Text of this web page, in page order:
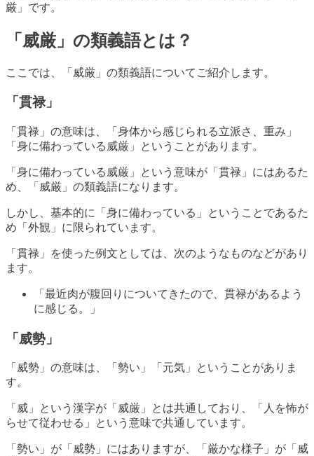
厳」です。
「威厳」の類義語とは？
ここでは、「威厳」の類義語についてご紹介します。
「貫禄」
「貫禄」の意味は、「身体から感じられる立派さ、重み」
「身に備わっている威厳」ということがあります。
「身に備わっている威厳」という意味が「貫禄」にはあるた
め、「威厳」の類義語になります。
しかし、基本的に「身に備わっている」ということであるた
め「外観」に限られています。
「貫禄」を使った例文としては、次のようなものなどがあり
ます。
「最近肉が腹回りについてきたので、貫禄があるよう
に感じる。」
「威勢」
「威勢」の意味は、「勢い」「元気」ということがありま
す。
「威」という漢字が「威厳」とは共通しており、「人を怖が
らせて従わせる」という意味で共通しています。
「勢い」が「威勢」にはありますが、「厳かな様子」が「威